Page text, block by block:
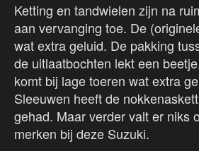
Ketting en tandwielen zijn na
aan vervanging toe. De
wat extra geluid. De pakking
de uitlaatbochten lekt een
komt bij lage toeren wat extra
Sleeuwen heeft de
gehad. Maar verder valt er niks
merken bij deze Suzuki.